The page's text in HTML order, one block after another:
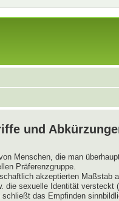
und
Menschen, die man
Präferenzgruppe.
akzeptierten Maßstab
die sexuelle Identität
das Empfinden